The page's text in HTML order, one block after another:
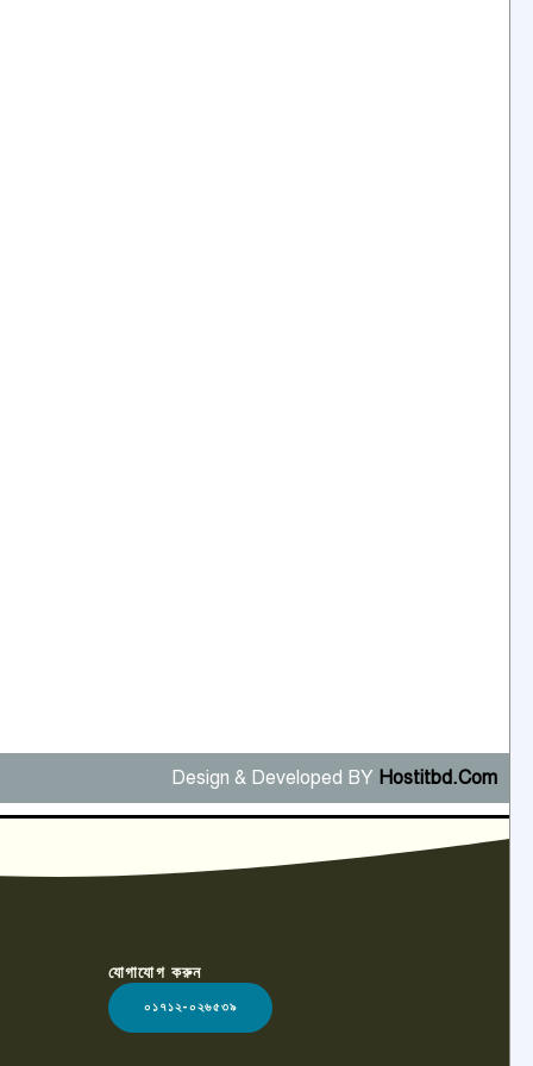
Design & Developed BY Hostitbd.Com
যোগাযোগ করুন
০১৭১২-০২৬৫৩৯